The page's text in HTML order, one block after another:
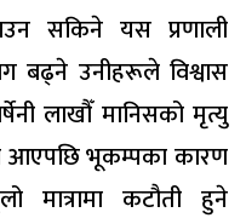
सकिने यस प्रणाली
बढ्ने उनीहरूले विश्वास
लाखौँ मानिसको मृत्यु
आएपछि भूकम्पका कारण
मात्रामा कटौती हुने